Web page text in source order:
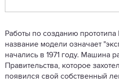
Работы по созданию прототипа
название модели означает
начались в 1971 году. Машина
Правительства, которое
появился свой собственный